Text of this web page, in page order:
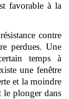
favorable à la
contre
perdues. Une
temps à
une fenêtre
et la moindre
plonger dans